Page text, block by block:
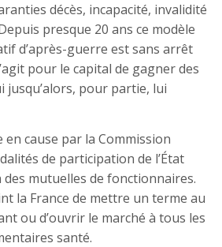
décès, incapacité, invalidité
presque 20 ans ce modèle
d’après-guerre est sans arrêt
pour le capital de gagner des
jusqu’alors, pour partie, lui
en cause par la Commission
de participation de l’État
mutuelles de fonctionnaires.
la France de mettre un terme au
ou d’ouvrir le marché à tous les
santé.